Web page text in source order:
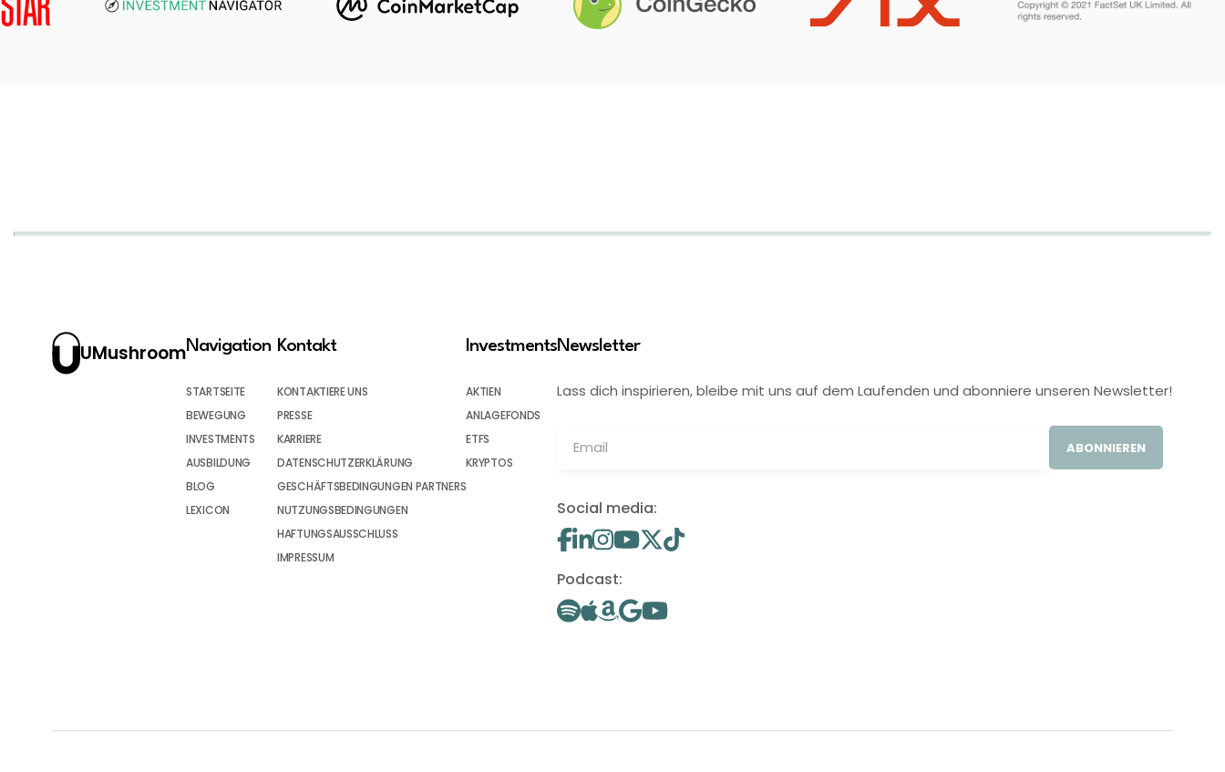
UMushroomNavigation
STARTSEITE
BEWEGUNG
INVESTMENTS
AUSBILDUNG
BLOG
LEXICON
Kontakt
KONTAKTIERE UNS
PRESSE
KARRIERE
DATENSCHUTZERKLÄRUNG
GESCHÄFTSBEDINGUNGEN PARTNERS
NUTZUNGSBEDINGUNGEN
HAFTUNGSAUSSCHLUSS
IMPRESSUM
Investments
AKTIEN
ANLAGEFONDS
ETFS
KRYPTOS
Newsletter
Lass dich inspirieren, bleibe mit uns auf dem Laufenden und abonniere unseren Newsletter!
ABONNIEREN
Social media:
Podcast: